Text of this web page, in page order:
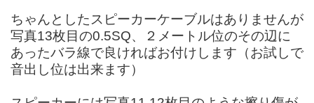
ちゃんとしたスピーカーケーブルはありませんが
写真13枚目の0.5SQ、２メートル位のその辺に
あったバラ線で良ければお付けします（お試しで
音出し位は出来ます）